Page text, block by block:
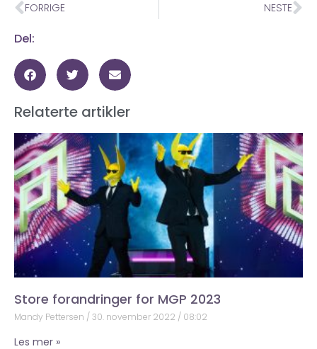
FORRIGE NESTE
Del:
Relaterte artikler
Store forandringer for MGP 2023
Mandy Pettersen 30. november 2022 08:02
Les mer »